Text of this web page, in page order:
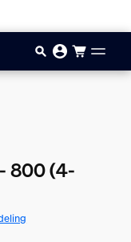
800 (4-